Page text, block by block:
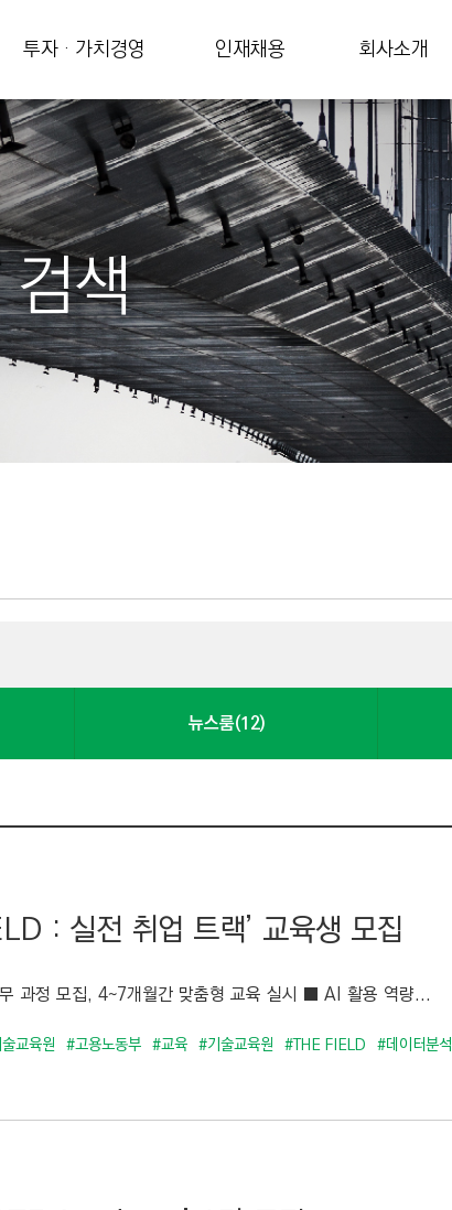
투자 · 가치경영 인재채용 회사소개
검색
뉴스룸(12)
: 실전 취업 트랙’ 교육생 모집
과정 모집, 4~7개월간 맞춤형 교육 실시 ■ AI 활용 역량...
교육원 #고용노동부 #교육 #기술교육원 #THE FIELD #데이터분석